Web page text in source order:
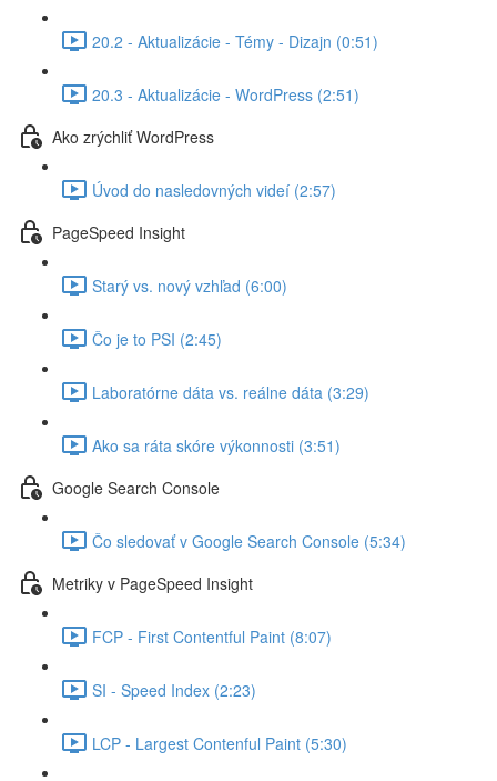
20.2 - Aktualizácie - Témy - Dizajn (0:51)
20.3 - Aktualizácie - WordPress (2:51)
Ako zrýchliť WordPress
Úvod do nasledovných videí (2:57)
PageSpeed Insight
Starý vs. nový vzhľad (6:00)
Čo je to PSI (2:45)
Laboratórne dáta vs. reálne dáta (3:29)
Ako sa ráta skóre výkonnosti (3:51)
Google Search Console
Čo sledovať v Google Search Console (5:34)
Metriky v PageSpeed Insight
FCP - First Contentful Paint (8:07)
SI - Speed Index (2:23)
LCP - Largest Contenful Paint (5:30)